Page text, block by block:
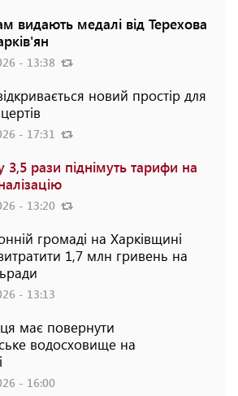
видають медалі від Терехова
- 13:38
новий простір для
- 17:31
3,5 рази піднімуть тарифи на
- 13:20
громаді на Харківщині
1,7 млн гривень на
- 13:13
має повернути
водосховище на
- 16:00